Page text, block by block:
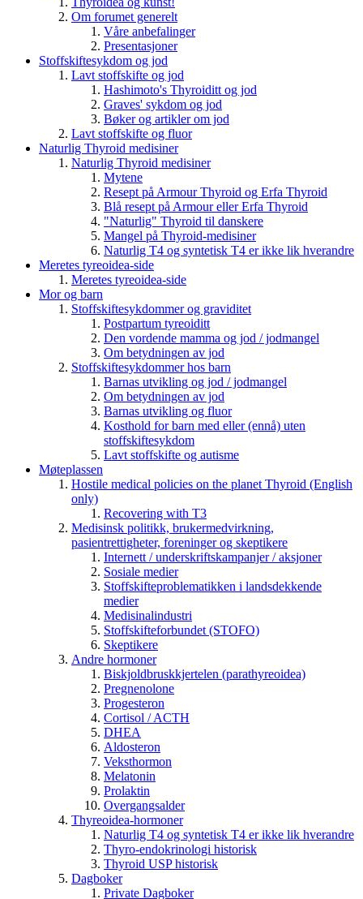
Om forumet generelt
Våre anbefalinger
Presentasjoner
Stoffskiftesykdom og jod
Lavt stoffskifte og jod
Hashimoto's Thyroiditt og jod
Graves' sykdom og jod
Bøker og artikler om jod
Lavt stoffskifte og fluor
Naturlig Thyroid medisiner
Naturlig Thyroid medisiner
Mytene
Resept på Armour Thyroid og Erfa Thyroid
Blå resept på Armour eller Erfa Thyroid
"Naturlig" Thyroid til danskere
Mangel på Thyroid-medisiner
Naturlig T4 og syntetisk T4 er ikke lik hverandre
Meretes tyreoidea-side
Meretes tyreoidea-side
Mor og barn
Stoffskiftesykdommer og graviditet
Postpartum tyreoiditt
Den vordende mamma og jod / jodmangel
Om betydningen av jod
Stoffskiftesykdommer hos barn
Barnas utvikling og jod / jodmangel
Om betydningen av jod
Barnas utvikling og fluor
Kosthold for barn med eller (ennå) uten
stoffskiftesykdom
Lavt stoffskifte og autisme
Møteplassen
Hostile medical policies on the planet Thyroid (English
only)
Recovering with T3
Medisinsk politikk, brukermedvirkning,
pasientrettigheter, foreninger og skeptikere
Internett / underskriftskampanjer / aksjoner
Sosiale medier
Stoffskifteproblematikken i landsdekkende
medier
Medisinalindustri
Stoffskifteforbundet (STOFO)
Skeptikere
Andre hormoner
Biskjoldbruskkjertelen (parathyreoidea)
Pregnenolone
Progesteron
Cortisol / ACTH
DHEA
Aldosteron
Veksthormon
Melatonin
Prolaktin
Overgangsalder
Thyreoidea-hormoner
Naturlig T4 og syntetisk T4 er ikke lik hverandre
Thyro-endokrinologi historisk
Thyroid USP historisk
Dagboker
Private Dagboker